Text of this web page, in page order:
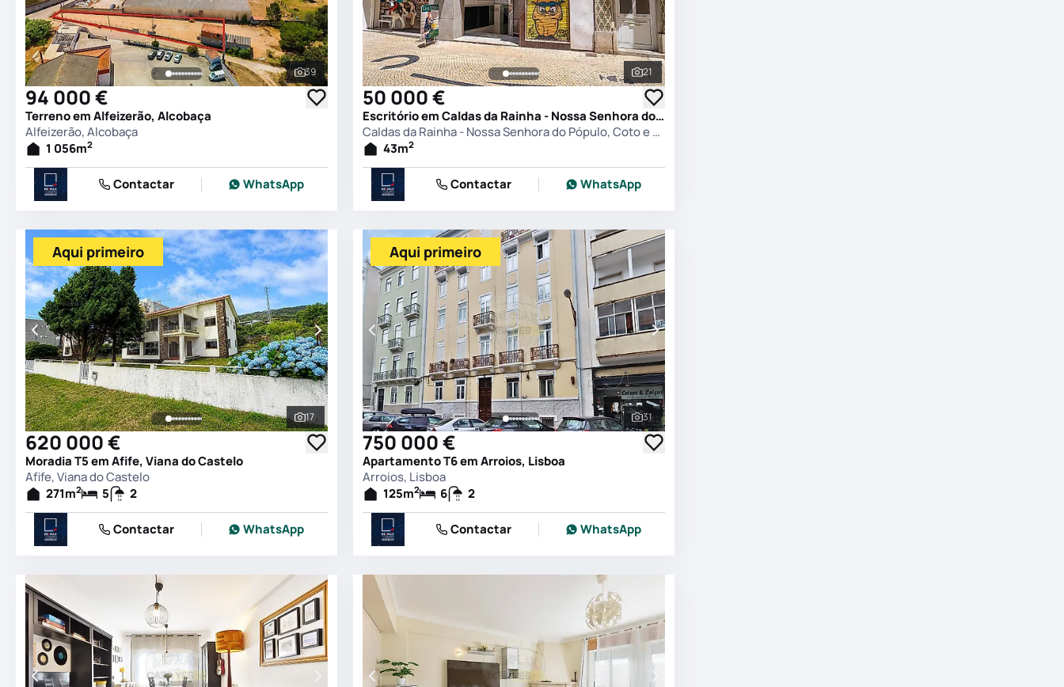
Ver todas as fotografias
39
94 000 €
Terreno em Alfeizerão, Alcobaça
Alfeizerão, Alcobaça
1 056m2
Contactar WhatsApp
Ver todas as fotografias
21
50 000 €
Escritório em Caldas da Rainha - Nossa Senhora do Pópulo, Coto e São Gregório, Caldas da Rainha
Caldas da Rainha - Nossa Senhora do Pópulo, Coto e São Gregório, Caldas da Rainha
43m2
Contactar WhatsApp
Ver todas as fotografias
17
Aqui primeiro
620 000 €
Moradia T5 em Afife, Viana do Castelo
Afife, Viana do Castelo
271m2 5 2
Contactar WhatsApp
Ver todas as fotografias
31
Aqui primeiro
750 000 €
Apartamento T6 em Arroios, Lisboa
Arroios, Lisboa
125m2 6 2
Contactar WhatsApp